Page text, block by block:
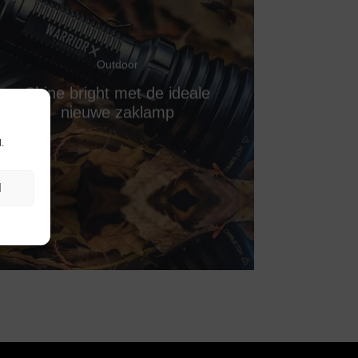
Outdoor
Shine bright met de ideale
nieuwe zaklamp